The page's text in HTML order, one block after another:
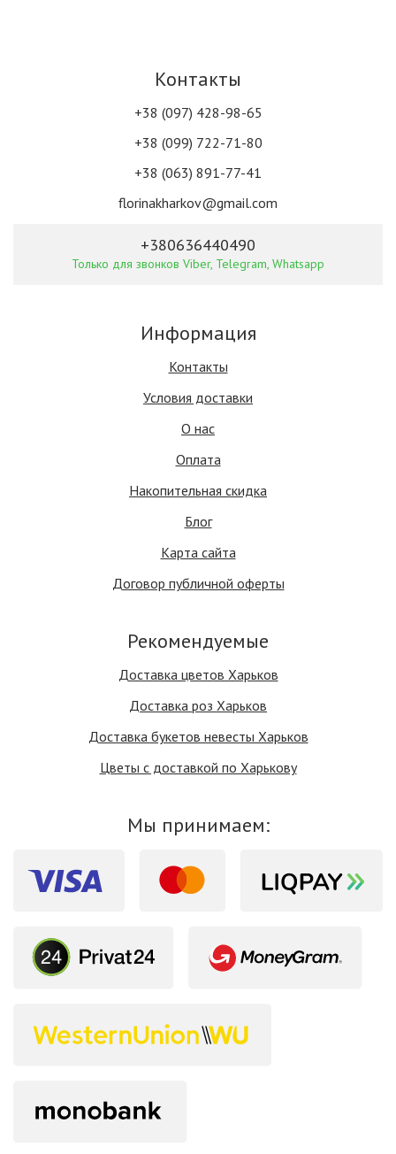
Контакты
+38 (097) 428-98-65
+38 (099) 722-71-80
+38 (063) 891-77-41
florinakharkov@gmail.com
+380636440490
Только для звонков Viber, Telegram, Whatsapp
Информация
Контакты
Условия доставки
О нас
Оплата
Накопительная скидка
Блог
Карта сайта
Договор публичной оферты
Рекомендуемые
Доставка цветов Харьков
Доставка роз Харьков
Доставка букетов невесты Харьков
Цветы с доставкой по Харькову
Мы принимаем: